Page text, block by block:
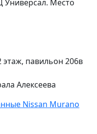
Универсал. Место
павильон 206в
Алексеева
Nissan Murano